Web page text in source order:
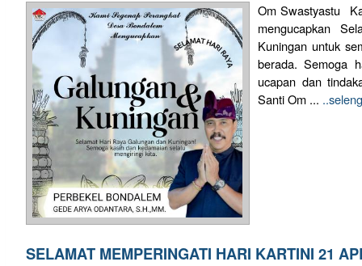
Om Swastyastu
mengucapkan
Kuningan untuk
berada. Semoga
ucapan dan
Santi Om ...
SELAMAT MEMPERINGATI HARI KARTINI 21